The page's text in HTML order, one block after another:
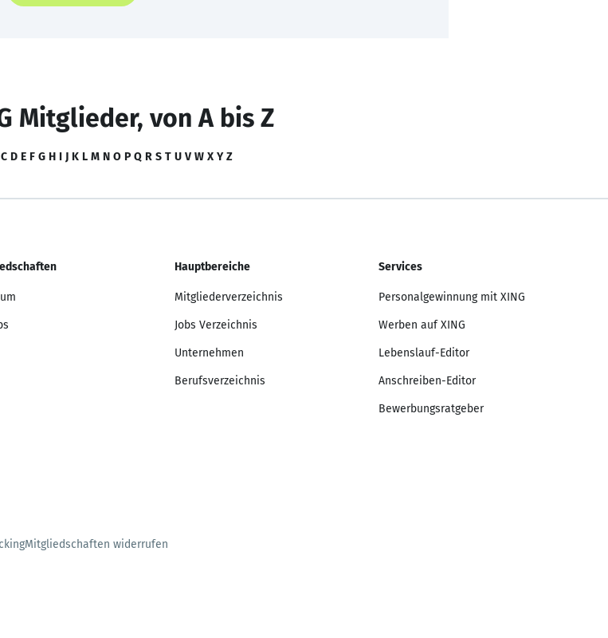
Mitglieder, von A bis Z
C D E F G H I J K L M N O P Q R S T U V W X Y Z
Hauptbereiche
Mitgliederverzeichnis
Jobs Verzeichnis
Unternehmen
Berufsverzeichnis
Services
Personalgewinnung mit XING
Werben auf XING
Lebenslauf-Editor
Anschreiben-Editor
Bewerbungsratgeber
Mitgliedschaften widerrufen